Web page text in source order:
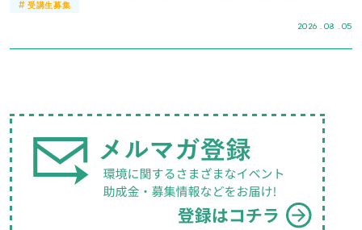
2026 . 08 . 05
#受講生募集